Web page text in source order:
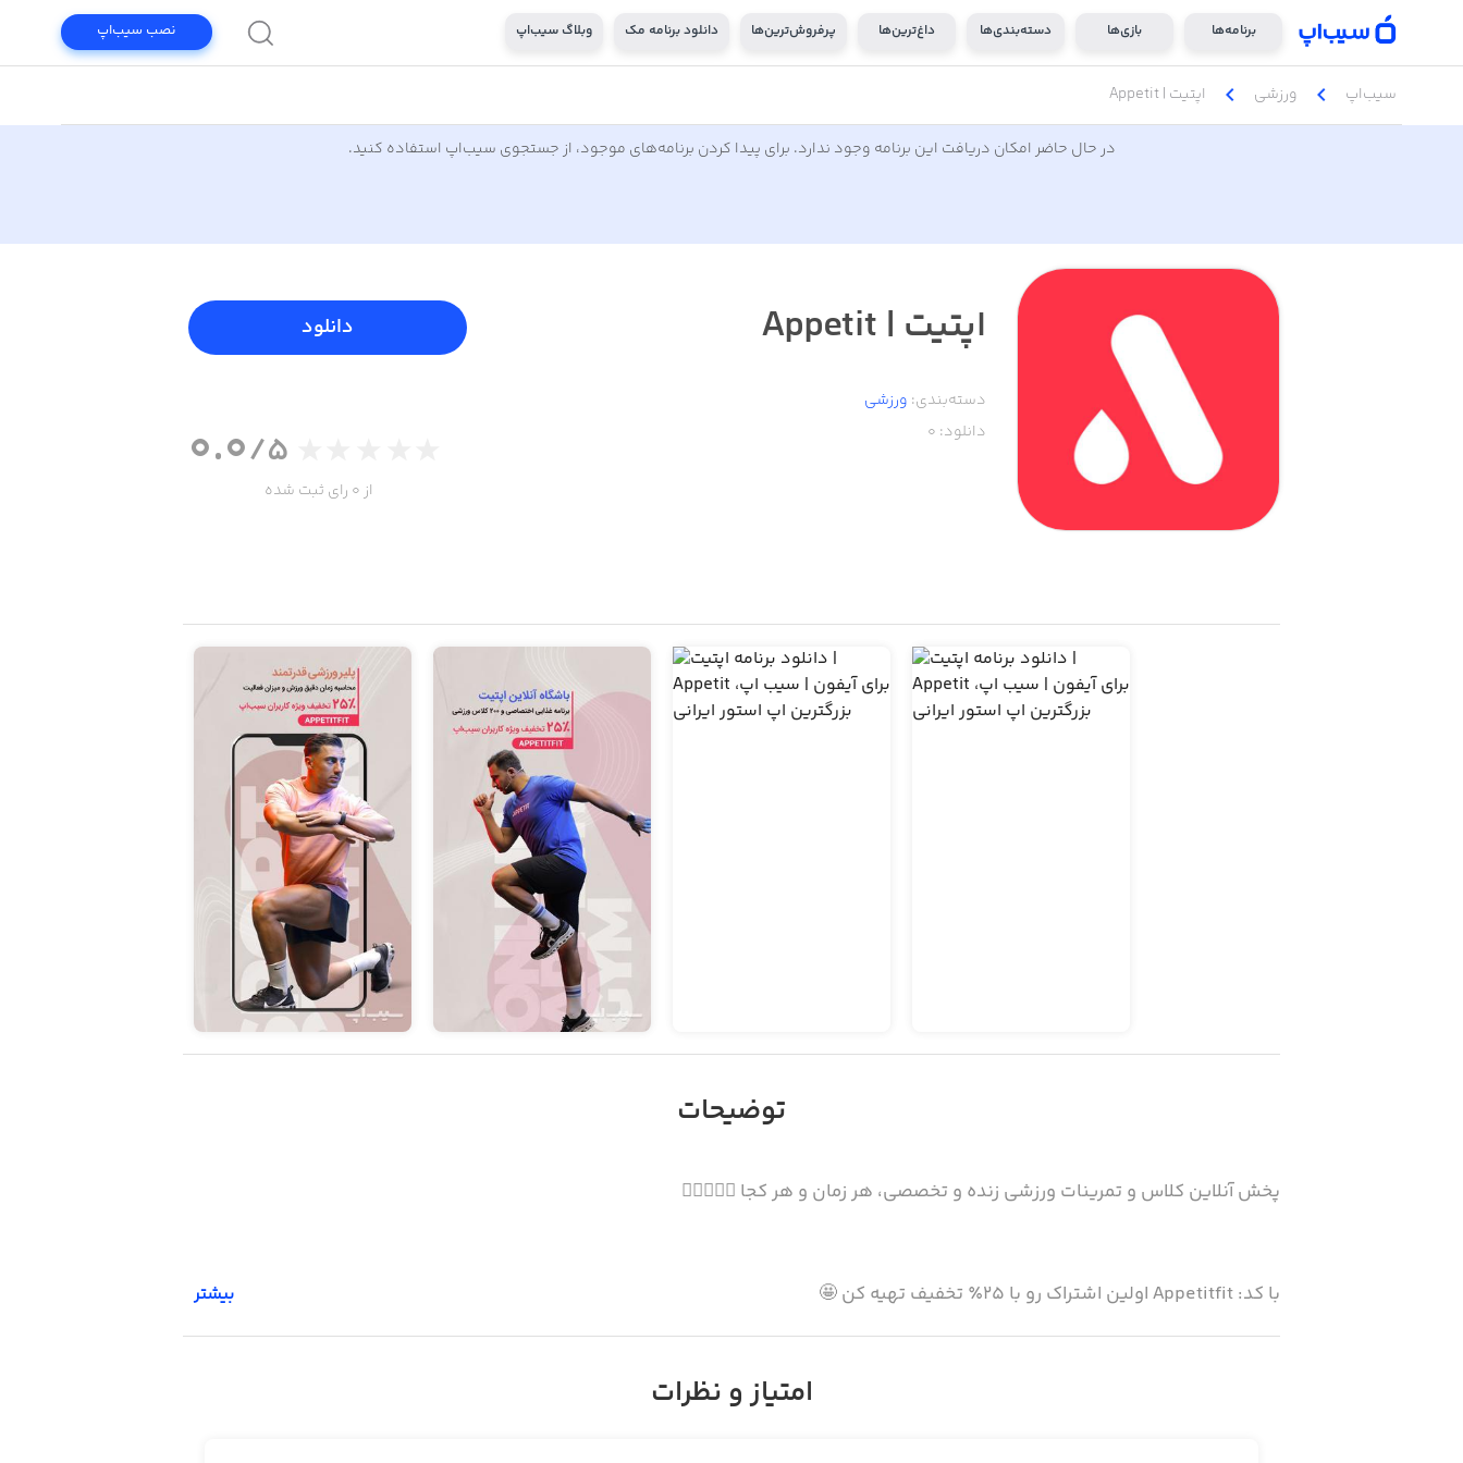
برنامه‌ها بازی‌ها دسته‌بندی‌ها داغ‌ترین‌ها پرفروش‌ترین‌ها دانلود برنامه مک وبلاگ سیب‌اپ نصب سیب‌اپ
سیب‌اپ chevron_left ورزشی chevron_left اپتیت | Appetit
در حال حاضر امکان دریافت این برنامه وجود ندارد. برای پیدا کردن برنامه‌های موجود، از جستجوی سیب‌اپ استفاده کنید.
اپتیت | Appetit
دسته‌بندی: ورزشی
دانلود: 0
دانلود
0.0/5
از 0 رای ثبت شده
توضیحات
پخش آنلاین کلاس و تمرینات ورزشی زنده و تخصصی، هر زمان و هر کجا 🏋️‍♂️💪🧘‍♀️
با کد: Appetitfit اولین اشتراک رو با ۲۵٪ تخفیف تهیه کن 🤩 بیشتر
امتیاز و نظرات